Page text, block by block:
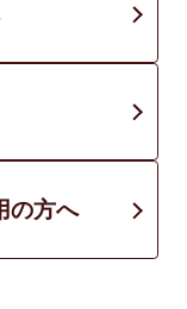
の方へ